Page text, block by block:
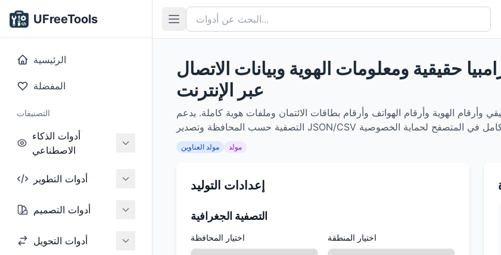
UFreeTools
الرئيسية
المفضلة
التصنيفات
أدوات الذكاء
الاصطناعي
أدوات التطوير
أدوات التصميم
أدوات التحويل
حقيقية ومعلومات الهوية وبيانات الاتصال
عبر الإنترنت
وأرقام الهوية وأرقام الهواتف وأرقام بطاقات الائتمان وملفات هوية كاملة. يدعم
مولد العناوين مولد
إعدادات التوليد
التصفية الجغرافية
اختيار المحافظة اختيار المنطقة